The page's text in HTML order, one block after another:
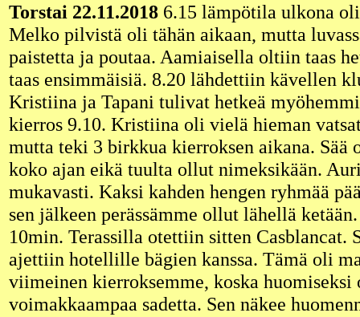
Torstai 22.11.2018 6.15 lämpötila ulkona
Melko pilvistä oli tähän aikaan, mutta
paistetta ja poutaa. Aamiaisella oltiin taas
taas ensimmäisiä. 8.20 lähdettiin kävellen
Kristiina ja Tapani tulivat hetkeä
kierros 9.10. Kristiina oli vielä hieman
mutta teki 3 birkkua kierroksen aikana. Sää
koko ajan eikä tuulta ollut nimeksikään.
mukavasti. Kaksi kahden hengen ryhmää
sen jälkeen perässämme ollut lähellä
10min. Terassilla otettiin sitten Casblancat.
ajettiin hotellille bägien kanssa. Tämä oli
viimeinen kierroksemme, koska huomiseksi
voimakkaampaa sadetta. Sen näkee